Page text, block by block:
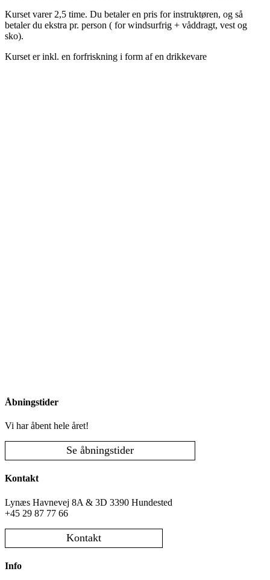
Kurset varer 2,5 time. Du betaler en pris for instruktøren, og så
betaler du ekstra pr. person ( for windsurfrig + våddragt, vest og
sko).
Kurset er inkl. en forfriskning i form af en drikkevare
Åbningstider
Vi har åbent hele året!
Se åbningstider
Kontakt
Lynæs Havnevej 8A & 3D 3390 Hundested
+45 29 87 77 66
Kontakt
Info